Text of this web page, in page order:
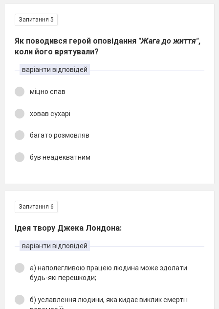
Запитання 5
Як поводився герой оповідання "Жага до життя",
коли його врятували?
варіанти відповідей
міцно спав
ховав сухарі
багато розмовляв
був неадекватним
Запитання 6
Ідея твору Джека Лондона:
варіанти відповідей
а) наполегливою працею людина може здолати
будь-які перешкоди;
б) уславлення людини, яка кидає виклик смерті і